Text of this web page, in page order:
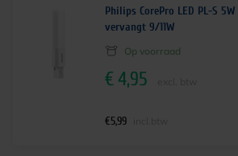
Philips CorePro LED PL-S 5W
vervangt 9/11W
Op voorraad
€ 4,95
€5,99